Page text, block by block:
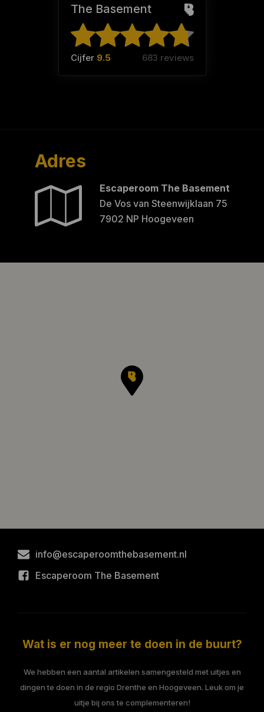
The Basement
Cijfer 9.5 683 reviews
Adres
Escaperoom The Basement
De Vos van Steenwijklaan 75
7902 NP Hoogeveen
info@escaperoomthebasement.nl
Escaperoom The Basement
Wat is er nog meer te doen in de buurt?
We hebben een aantal artikelen samengesteld met uitjes en
dingen te doen in de regio Drenthe en Hoogeveen. Leuk om je
uitje bij ons te complementeren!